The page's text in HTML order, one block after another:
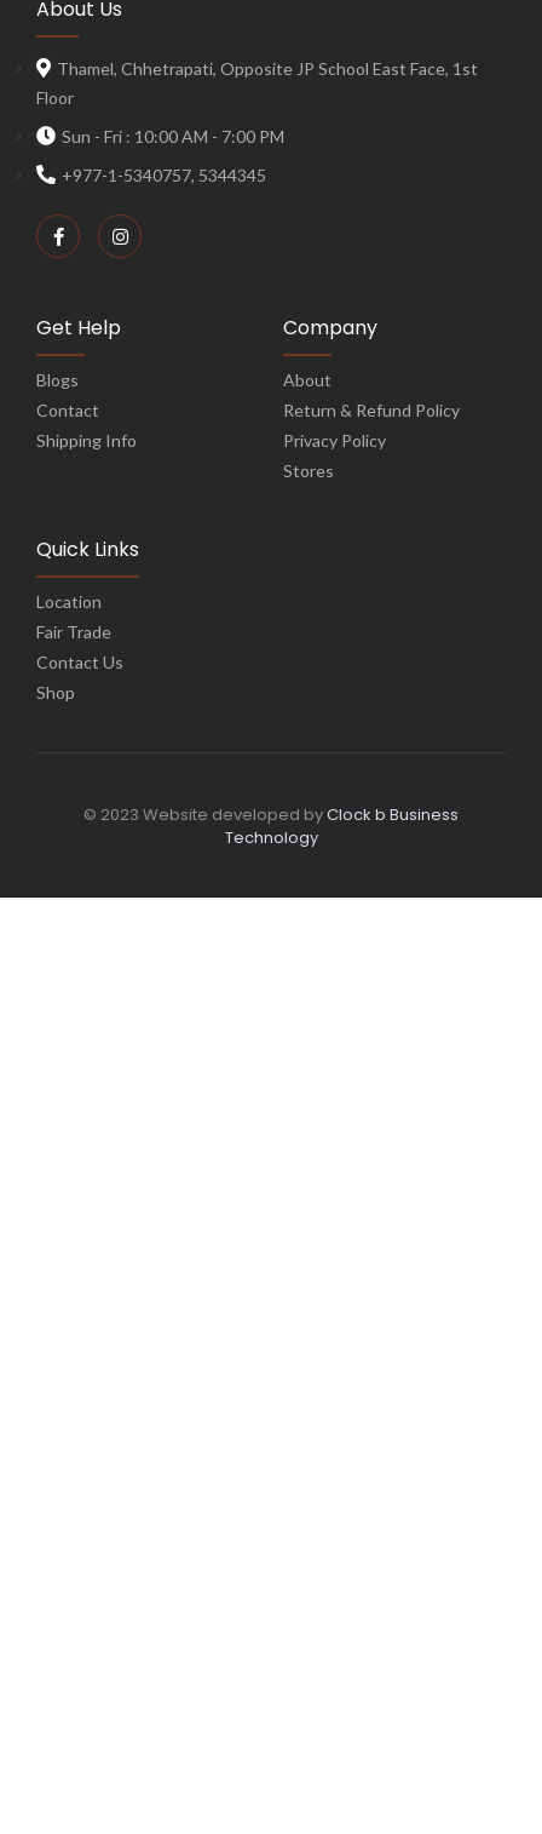
About Us
Thamel, Chhetrapati, Opposite JP School East Face, 1st
Floor
Sun - Fri : 10:00 AM - 7:00 PM
+977-1-5340757, 5344345
Get Help
Blogs
Contact
Shipping Info
Company
About
Return & Refund Policy
Privacy Policy
Stores
Quick Links
Location
Fair Trade
Contact Us
Shop
© 2023 Website developed byClock b Business
Technology